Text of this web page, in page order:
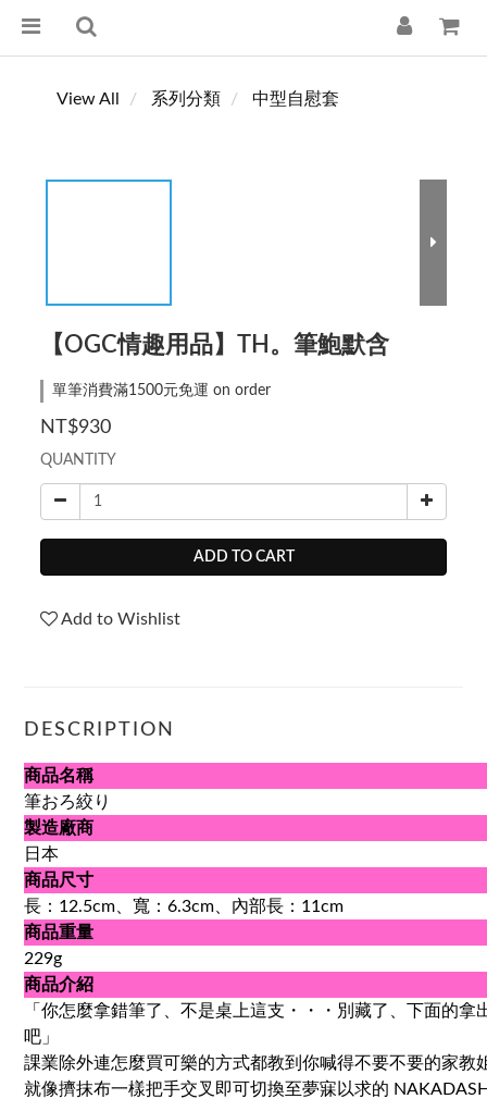
View All 系列分類 中型自慰套
【OGC情趣用品】TH。筆鮑默含
單筆消費滿1500元免運 on order
NT$930
QUANTITY
ADD TO CART
Add to Wishlist
DESCRIPTION
商品名稱
筆おろ絞り
製造廠商
日本
商品尺寸
長：12.5cm、寬：6.3cm、內部長：11cm
商品重量
229g
商品介紹
「你怎麼拿錯筆了、不是桌上這支・・・別藏了、下面的拿
吧」
課業除外連怎麼買可樂的方式都教到你喊得不要不要的家教
就像擠抹布一樣把手交叉即可切換至夢寐以求的